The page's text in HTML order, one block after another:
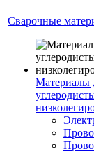
Сварочные
Материалы